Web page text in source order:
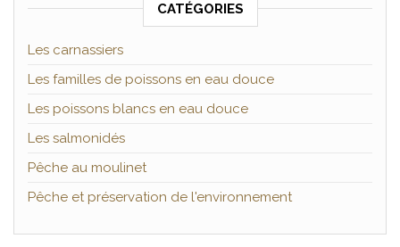
CATÉGORIES
Les carnassiers
Les familles de poissons en eau douce
Les poissons blancs en eau douce
Les salmonidés
Pêche au moulinet
Pêche et préservation de l'environnement